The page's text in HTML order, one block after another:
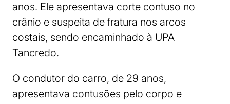
anos. Ele apresentava corte contuso no
crânio e suspeita de fratura nos arcos
costais, sendo encaminhado à UPA
Tancredo.
O condutor do carro, de 29 anos,
apresentava contusões pelo corpo e